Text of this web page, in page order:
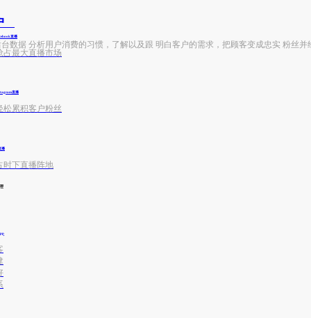
直播
占最大直播市场
直播
松累积客户粉丝
播
时下直播阵地
台数据 分析用户消费的习惯，了解以及跟 明白客户的需求，把顾客变成忠实 粉丝并